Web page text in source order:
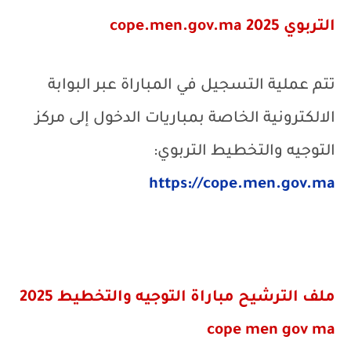
التربوي cope.men.gov.ma 2025
تتم عملية التسجيل في المباراة عبر البوابة
الالكترونية الخاصة بمباريات الدخول إلى مركز
التوجيه والتخطيط التربوي:
https://cope.men.gov.ma
ملف الترشيح مباراة التوجيه والتخطيط 2025
cope men gov ma